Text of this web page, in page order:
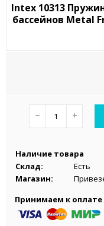
Intex 10313
бассейнов Metal
− +
Наличие товара
Склад:
Есть
Магазин:
Принимаем к оплате